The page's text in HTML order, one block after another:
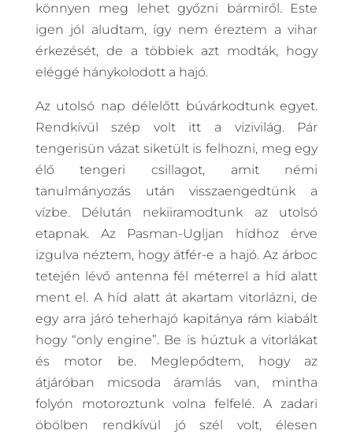
könnyen meg lehet győzni bármiről. Este
igen jól aludtam, így nem éreztem a vihar
érkezését, de a többiek azt modták, hogy
eléggé hánykolodott a hajó.
Az utolsó nap délelőtt búvárkodtunk egyet.
Rendkívül szép volt itt a vizivilág. Pár
tengerisün vázat siketült is felhozni, meg egy
élő tengeri csillagot, amit némi
tanulmányozás után visszaengedtünk a
vízbe. Délután nekiiramodtunk az utolsó
etapnak. Az Pasman-Ugljan hídhoz érve
izgulva néztem, hogy átfér-e a hajó. Az árboc
tetején lévő antenna fél méterrel a híd alatt
ment el. A híd alatt át akartam vitorlázni, de
egy arra járó teherhajó kapitánya rám kiabált
hogy “only engine”. Be is húztuk a vitorlákat
és motor be. Meglepődtem, hogy az
átjáróban micsoda áramlás van, mintha
folyón motoroztunk volna felfelé. A zadari
öbölben rendkívül jó szél volt, élesen